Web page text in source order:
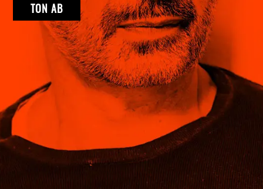
TON AB